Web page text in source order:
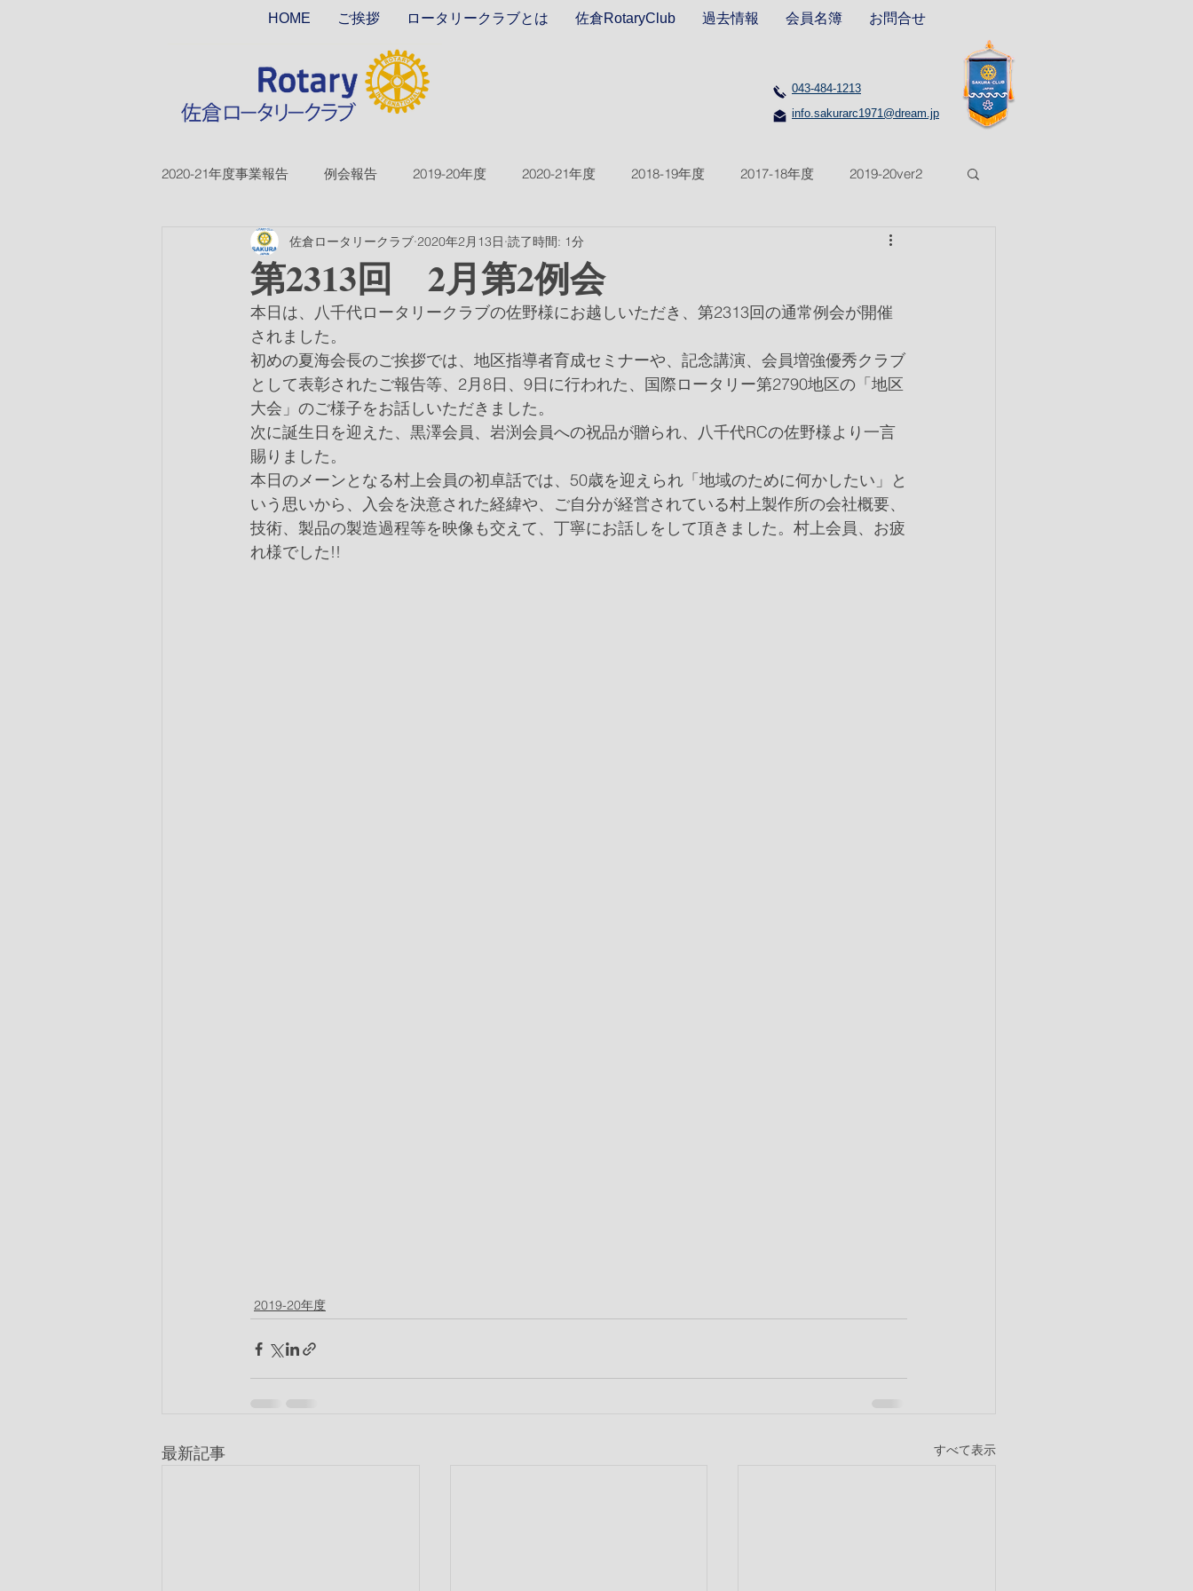
HOME ご挨拶 ロータリークラブとは 佐倉RotaryClub 過去情報 会員名簿 お問合せ
043-484-1213
info.sakurarc1971@dream.jp
2020-21年度事業報告 例会報告 2019-20年度 2020-21年度 2018-19年度 2017-18年度 2019-20ver2
2018-19ver2 2017-18ver2 2021-22年度 2022-23年度 2025-26年度
2026-27年度
第2313回 2月第2例会
佐倉ロータリークラブ 2020年2月13日 読了時間: 1分
本日は、八千代ロータリークラブの佐野様にお越しいただき、第2313回の通常例会が開催
されました。
初めの夏海会長のご挨拶では、地区指導者育成セミナーや、記念講演、会員増強優秀クラブ
として表彰されたご報告等、2月8日、9日に行われた、国際ロータリー第2790地区の「地区
大会」のご様子をお話しいただきました。
次に誕生日を迎えた、黒澤会員、岩渕会員への祝品が贈られ、八千代RCの佐野様より一言
賜りました。
本日のメーンとなる村上会員の初卓話では、50歳を迎えられ「地域のために何かしたい」と
いう思いから、入会を決意された経緯や、ご自分が経営されている村上製作所の会社概要、
技術、製品の製造過程等を映像も交えて、丁寧にお話しをして頂きました。村上会員、お疲
れ様でした!!
2019-20年度
最新記事 すべて表示